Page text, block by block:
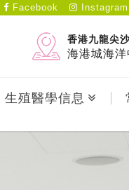
Facebook Instagram
香港九龍尖
海港城海
生殖醫學信息